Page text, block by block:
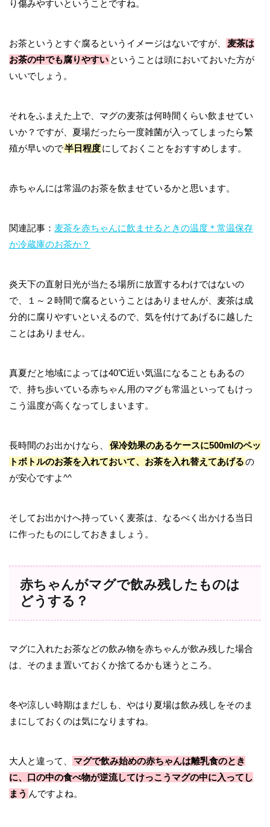
り傷みやすいということですね。
お茶というとすぐ腐るというイメージはないですが、
麦茶は
お茶の中でも腐りやすい ということは頭においておいた方が
いいでしょう。
それをふまえた上で、マグの麦茶は何時間くらい飲ませてい
いか？ですが、夏場だったら一度雑菌が入ってしまったら繁
殖が早いので半日程度にしておくことをおすすめします。
赤ちゃんには常温のお茶を飲ませているかと思います。
関連記事： 麦茶を赤ちゃんに飲ませるときの温度＊常温保存
か冷蔵庫のお茶か？
炎天下の直射日光が当たる場所に放置するわけではないの
で、１～２時間で腐るということはありませんが、麦茶は成
分的に腐りやすいといえるので、気を付けてあげるに越した
ことはありません。
真夏だと地域によっては40℃近い気温になることもあるの
で、持ち歩いている赤ちゃん用のマグも常温といってもけっ
こう温度が高くなってしまいます。
長時間のお出かけなら、
保冷効果のあるケースに500mlのペッ
トボトルのお茶を入れておいて、お茶を入れ替えてあげるの
が安心ですよ^^
そしてお出かけへ持っていく麦茶は、なるべく出かける当日
に作ったものにしておきましょう。
赤ちゃんがマグで飲み残したものは
どうする？
マグに入れたお茶などの飲み物を赤ちゃんが飲み残した場合
は、そのまま置いておくか捨てるかも迷うところ。
冬や涼しい時期はまだしも、やはり夏場は飲み残しをそのま
まにしておくのは気になりますね。
大人と違って、
マグで飲み始めの赤ちゃんは離乳食のとき
に、口の中の食べ物が逆流してけっこうマグの中に入ってし
まう んですよね。